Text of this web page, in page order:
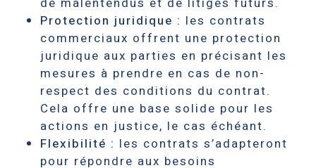
Protection juridique : les contrats
commerciaux offrent une protection
juridique aux parties en précisant les
mesures à prendre en cas de non-
respect des conditions du contrat.
Cela offre une base solide pour les
actions en justice, le cas échéant.
Flexibilité : les contrats s’adapteront
pour répondre aux besoins